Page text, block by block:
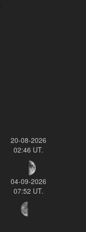
20-08-2026
02:46 UT.
04-09-2026
07:52 UT.